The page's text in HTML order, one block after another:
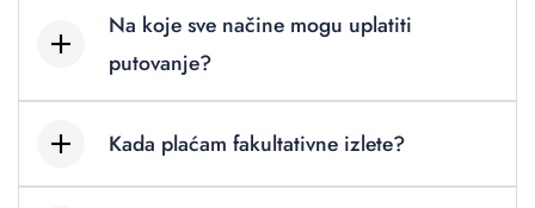
Na koje sve načine mogu uplatiti
putovanje?
Kada plaćam fakultativne izlete?